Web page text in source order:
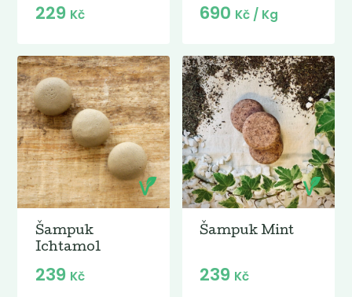
229 Kč 690 Kč / Kg
Šampuk
Ichtamol
239 Kč
Šampuk Mint
239 Kč